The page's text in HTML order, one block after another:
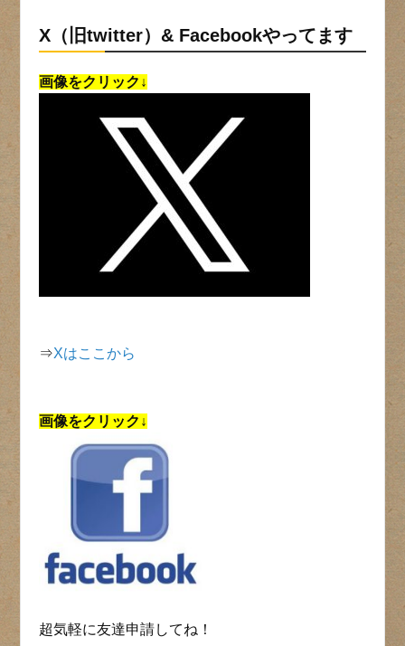
X（旧twitter）& Facebookやってます
画像をクリック↓
⇒Xはここから
画像をクリック↓
超気軽に友達申請してね！